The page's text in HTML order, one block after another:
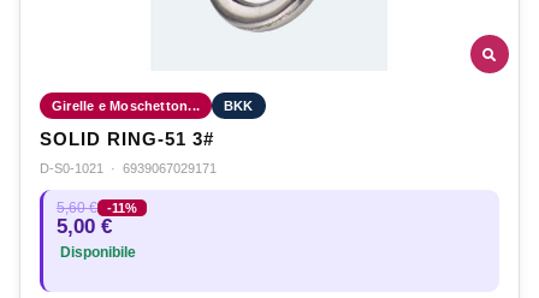
Girelle e Moschetton... BKK
SOLID RING-51 3#
D-S0-1021 · 6939067029171
5,60 € -11%
5,00 €
Disponibile